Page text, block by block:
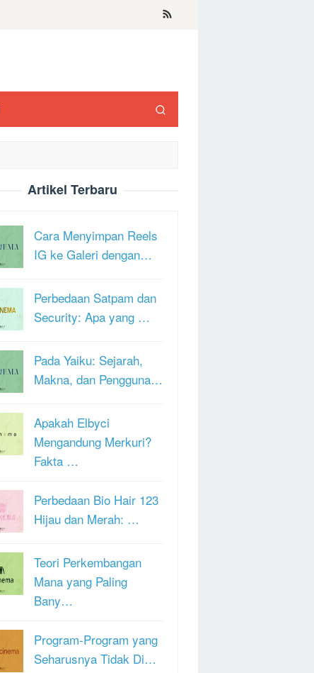
Artikel Terbaru
Cara Menyimpan Reels
IG ke Galeri dengan…
Perbedaan Satpam dan
Security: Apa yang …
Pada Yaiku: Sejarah,
Makna, dan Pengguna…
Apakah Elbyci
Mengandung Merkuri?
Fakta …
Perbedaan Bio Hair 123
Hijau dan Merah: …
Teori Perkembangan
Mana yang Paling
Bany…
Program-Program yang
Seharusnya Tidak Di…